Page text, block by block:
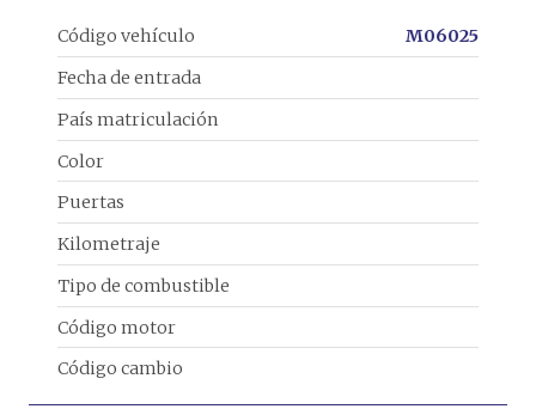
Código vehículo
M06025
Fecha de entrada
País matriculación
Color
Puertas
Kilometraje
Tipo de combustible
Código motor
Código cambio